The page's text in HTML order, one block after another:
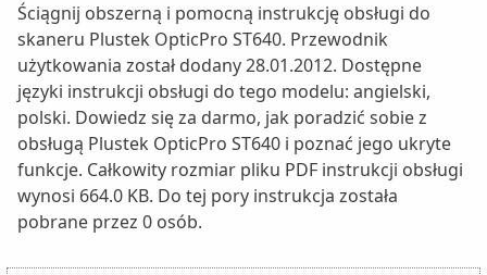
Ściągnij obszerną i pomocną instrukcję obsługi do
skaneru Plustek OpticPro ST640. Przewodnik
użytkowania został dodany 28.01.2012. Dostępne
języki instrukcji obsługi do tego modelu: angielski,
polski. Dowiedz się za darmo, jak poradzić sobie z
obsługą Plustek OpticPro ST640 i poznać jego ukryte
funkcje. Całkowity rozmiar pliku PDF instrukcji obsługi
wynosi 664.0 KB. Do tej pory instrukcja została
pobrane przez 0 osób.